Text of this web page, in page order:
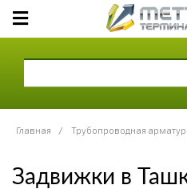
Главная / Трубопроводная
Задвижки в